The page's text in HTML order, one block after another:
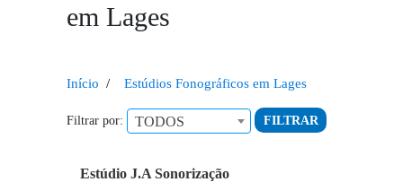
em Lages
Início Estúdios Fonográficos em Lages
Filtrar por: TODOS FILTRAR
Estúdio J.A Sonorização